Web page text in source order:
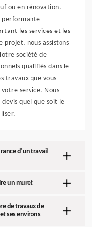
ou en rénovation.
performante
les services et les
projet, nous assistons
société de
qualifiés dans le
travaux que vous
service. Nous
quel que soit le
d’un travail
un muret
de travaux de
ses environs